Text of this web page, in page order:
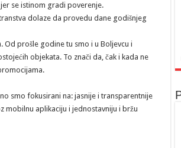
se istinom gradi poverenje.
dolaze da provedu dane godišnjeg
Od prošle godine tu smo i u Boljevcu i
objekata. To znači da, čak i kada ne
smo fokusirani na: jasnije i transparentnije
mobilnu aplikaciju i jednostavniju i bržu